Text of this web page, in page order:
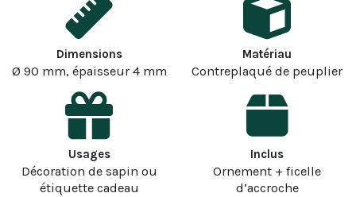
Dimensions
Ø 90 mm, épaisseur 4 mm
Matériau
Contreplaqué de peuplier
Usages
Décoration de sapin ou
étiquette cadeau
Inclus
Ornement + ficelle
d’accroche